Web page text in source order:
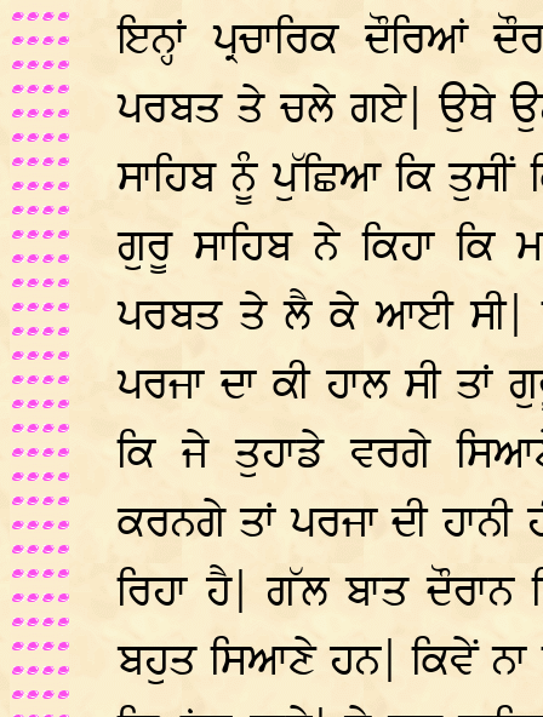
ਇਨ੍ਹਾਂ ਪ੍ਰਚਾਰਿਕ ਦੌਰਿਆਂ
ਪਰਬਤ ਤੇ ਚਲੇ ਗਏ| ਉਥੇ
ਸਾਹਿਬ ਨੂੰ ਪੁੱਛਿਆ ਕਿ
ਗੁਰੂ ਸਾਹਿਬ ਨੇ ਕਿਹਾ ਕਿ
ਪਰਬਤ ਤੇ ਲੈ ਕੇ ਆਈ ਸੀ|
ਪਰਜਾ ਦਾ ਕੀ ਹਾਲ ਸੀ ਤਾਂ
ਕਿ ਜੇ ਤੁਹਾਡੇ ਵਰਗੇ
ਕਰਨਗੇ ਤਾਂ ਪਰਜਾ ਦੀ
ਰਿਹਾ ਹੈ| ਗੱਲ ਬਾਤ ਦੌਰਾਨ
ਬਹੁਤ ਸਿਆਣੇ ਹਨ| ਕਿਵੇਂ